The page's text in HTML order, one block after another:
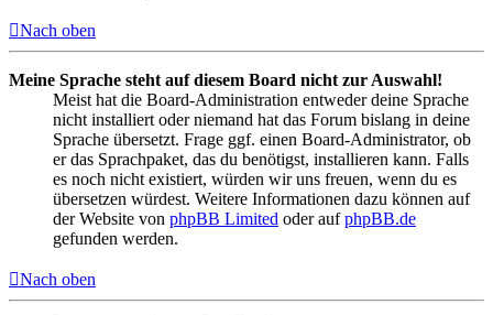
Nach oben
Meine Sprache steht auf diesem Board nicht zur Auswahl!
Meist hat die Board-Administration entweder deine Sprache
nicht installiert oder niemand hat das Forum bislang in deine
Sprache übersetzt. Frage ggf. einen Board-Administrator, ob
er das Sprachpaket, das du benötigst, installieren kann. Falls
es noch nicht existiert, würden wir uns freuen, wenn du es
übersetzen würdest. Weitere Informationen dazu können auf
der Website von phpBB Limited oder aufphpBB.de
gefunden werden.
Nach oben